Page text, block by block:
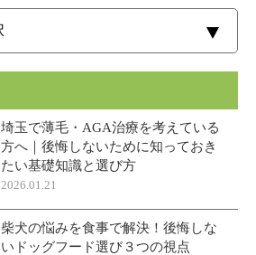
埼玉で薄毛・AGA治療を考えている
方へ｜後悔しないために知っておき
たい基礎知識と選び方
2026.01.21
柴犬の悩みを食事で解決！後悔しな
いドッグフード選び３つの視点